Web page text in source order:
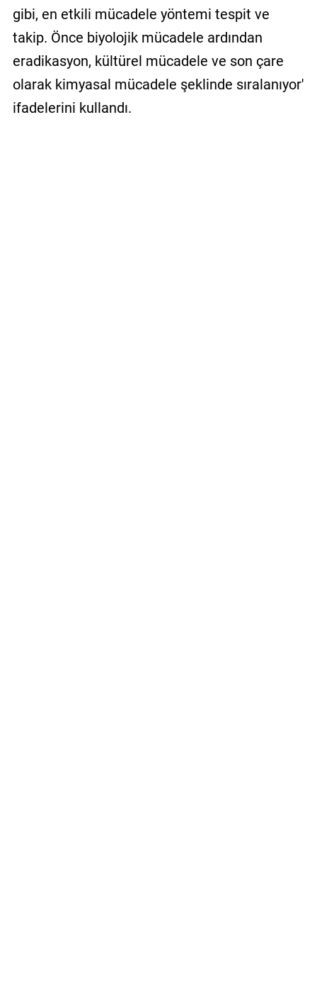
gibi, en etkili mücadele yöntemi tespit ve
takip. Önce biyolojik mücadele ardından
eradikasyon, kültürel mücadele ve son çare
olarak kimyasal mücadele şeklinde sıralanıyor'
ifadelerini kullandı.